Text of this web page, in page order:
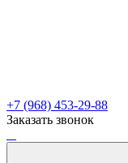
+7 (968) 453-29-88
Заказать звонок